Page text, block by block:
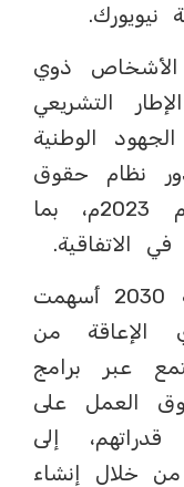
نيويورك.
ذوي
التشريعي
الوطنية
نظام حقوق
الأشخاص ذوي الإعاقة عام 2023م، بما
الاتفاقية.
وأشار إلى أن رؤية المملكة 2030 أسهمت
من
عبر برامج
العمل على
إلى
خلال إنشاء